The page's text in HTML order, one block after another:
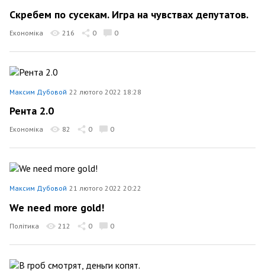
Скребем по сусекам. Игра на чувствах депутатов.
Економіка 216 0 0
Максим Дубовой 22 лютого 2022 18:28
Рента 2.0
Економіка 82 0 0
Максим Дубовой 21 лютого 2022 20:22
We need more gold!
Політика 212 0 0